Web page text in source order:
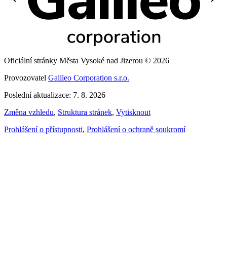
Oficiální stránky Města Vysoké nad Jizerou © 2026
Provozovatel Galileo Corporation s.r.o.
Poslední aktualizace: 7. 8. 2026
Změna vzhledu, Struktura stránek, Vytisknout
Prohlášení o přístupnosti, Prohlášení o ochraně soukromí